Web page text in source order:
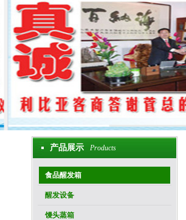
产品展示 Products
食品醒发箱
醒发设备
馒头蒸箱